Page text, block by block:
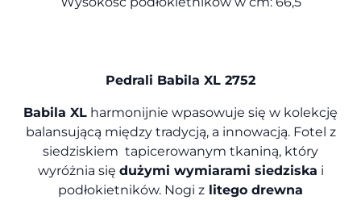
Pedrali Babila XL 2752
Babila XL harmonijnie wpasowuje się w kolekcję
balansującą między tradycją, a innowacją. Fotel z
siedziskiem tapicerowanym tkaniną, który
wyróżnia się dużymi wymiarami siedziska i
podłokietników. Nogi z litego drewna